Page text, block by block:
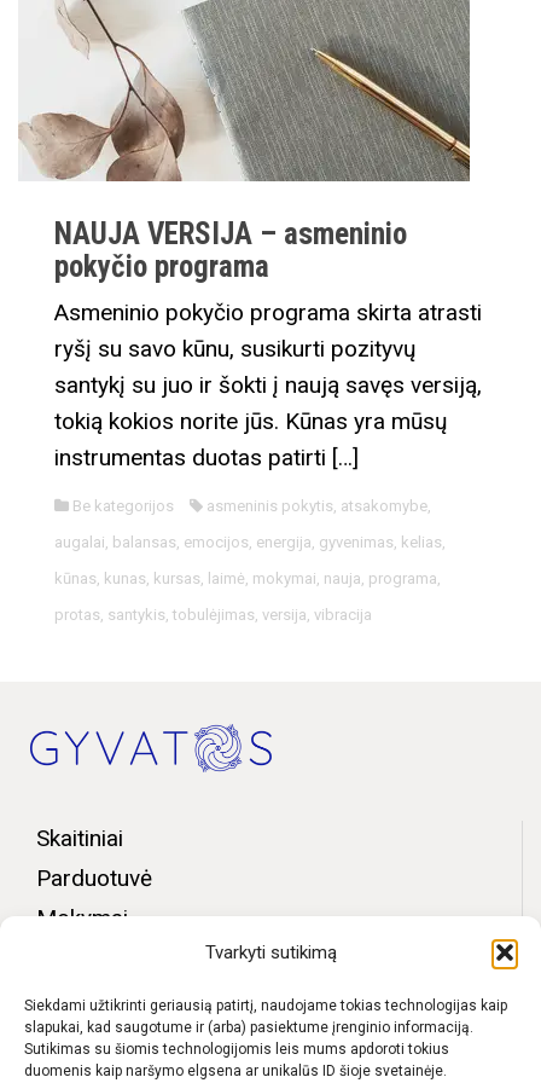
Tvarkyti sutikimą
Siekdami užtikrinti geriausią patirtį, naudojame tokias technologijas kaip
slapukai, kad saugotume ir (arba) pasiektume įrenginio informaciją.
Sutikimas su šiomis technologijomis leis mums apdoroti tokius
duomenis kaip naršymo elgsena ar unikalūs ID šioje svetainėje.
NAUJA VERSIJA – asmeninio
pokyčio programa
Asmeninio pokyčio programa skirta atrasti
ryšį su savo kūnu, susikurti pozityvų
santykį su juo ir šokti į naują savęs versiją,
tokią kokios norite jūs. Kūnas yra mūsų
instrumentas duotas patirti […]
Be kategorijos asmeninis pokytis, atsakomybe,
augalai, balansas, emocijos, energija, gyvenimas, kelias,
kūnas, kunas, kursas, laimė, mokymai, nauja, programa,
protas, santykis, tobulėjimas, versija, vibracija
Skaitiniai
Parduotuvė
Mokymai
Bendruomenės zona
Apie mus
Kontaktai